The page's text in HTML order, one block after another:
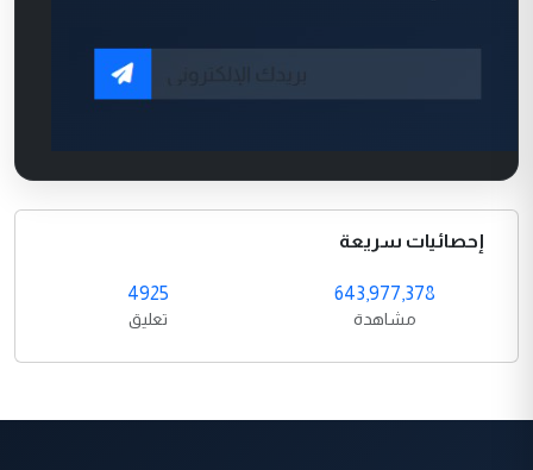
إحصائيات سريعة
643,977,378
مشاهدة
4925
تعليق